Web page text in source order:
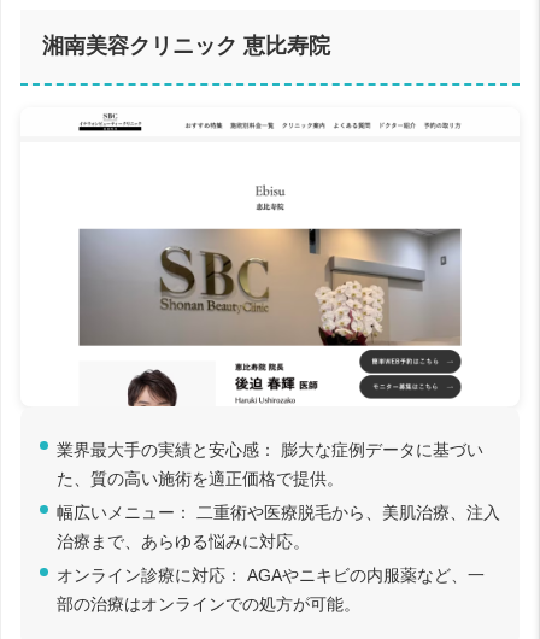
湘南美容クリニック 恵比寿院
業界最大手の実績と安心感： 膨大な症例データに基づい
た、質の高い施術を適正価格で提供。
幅広いメニュー： 二重術や医療脱毛から、美肌治療、注入
治療まで、あらゆる悩みに対応。
オンライン診療に対応： AGAやニキビの内服薬など、一
部の治療はオンラインでの処方が可能。